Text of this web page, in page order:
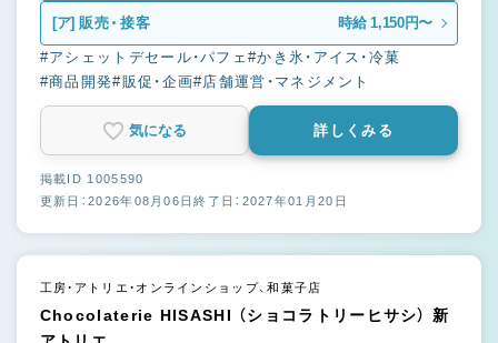
[ア] 販売・接客 時給 1,150円〜
#アシェットデセール・パフェ#かき氷・アイス・冷菓
#商品開発#販促・企画#店舗運営・マネジメント
気になる 詳しくみる
掲載ID 1005590
更新日：2026年08月06日終了日：2027年01月20日
工房・アトリエ・オンラインショップ、和菓子店
Chocolaterie HISASHI （ショコラトリーヒサシ） 新